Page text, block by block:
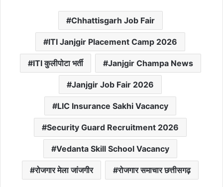
Chhattisgarh Job Fair
ITI Janjgir Placement Camp 2026
ITI कुलीपोटा भर्ती Janjgir Champa News
Janjgir Job Fair 2026
LIC Insurance Sakhi Vacancy
Security Guard Recruitment 2026
Vedanta Skill School Vacancy
रोजगार मेला जांजगीर रोजगार समाचार छत्तीसगढ़